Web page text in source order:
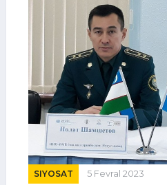
SIYOSAT 5 Fevral 2023